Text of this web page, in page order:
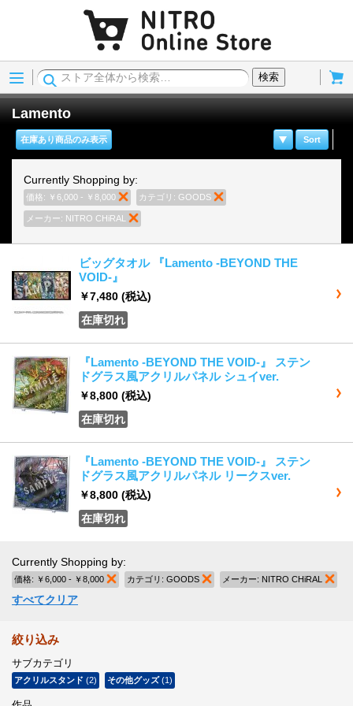
Menu
検索
Lamento
Sort
在庫あり商品のみ表示
Currently Shopping by:
価格: ￥6,000 - ￥8,000 商品の削除
カテゴリ: GOODS
メーカー: NITRO CHiRAL
ビッグタオル 『Lamento -BEYOND THE
VOID-』
￥7,480 (税込)
在庫切れ
『Lamento -BEYOND THE VOID-』 ステン
ドグラス風アクリルパネル シュイver.
￥8,800 (税込)
在庫切れ
『Lamento -BEYOND THE VOID-』 ステン
ドグラス風アクリルパネル リークスver.
￥8,800 (税込)
在庫切れ
Currently Shopping by:
価格: ￥6,000 - ￥8,000 商品の削除
カテゴリ: GOODS 商品の削除
メーカー: NITRO CHiRAL
すべてクリア
絞り込み
サブカテゴリ
アクリルスタンド (2) その他グッズ(1)